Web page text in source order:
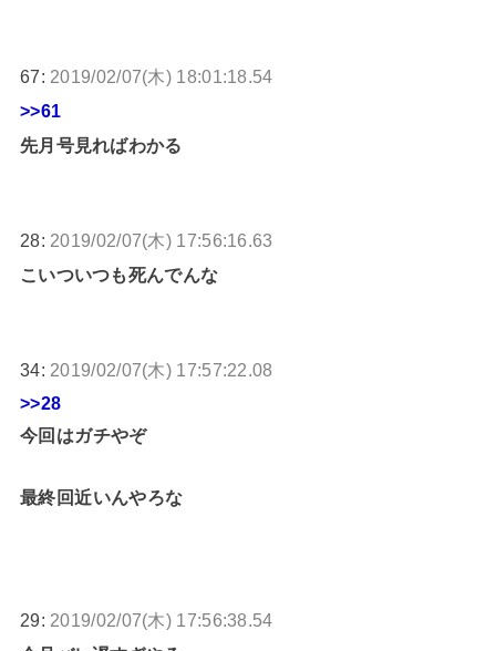
67: 2019/02/07(木) 18:01:18.54
>>61
先月号見ればわかる
28: 2019/02/07(木) 17:56:16.63
こいついつも死んでんな
34: 2019/02/07(木) 17:57:22.08
>>28
今回はガチやぞ
最終回近いんやろな
29: 2019/02/07(木) 17:56:38.54